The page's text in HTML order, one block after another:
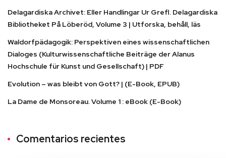
Delagardiska Archivet: Eller Handlingar Ur Grefl. Delagardiska
Bibliotheket På Löberöd, Volume 3 | Utforska, behåll, läs
Waldorfpädagogik: Perspektiven eines wissenschaftlichen
Dialoges (Kulturwissenschaftliche Beiträge der Alanus
Hochschule für Kunst und Gesellschaft) | PDF
Evolution – was bleibt von Gott? | (E-Book, EPUB)
La Dame de Monsoreau. Volume 1 : eBook (E-Book)
Comentarios recientes